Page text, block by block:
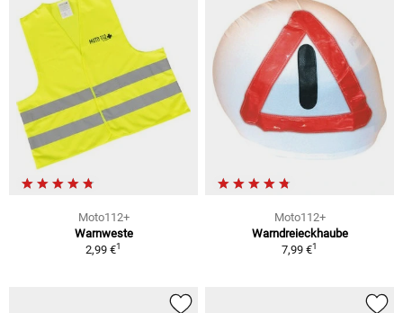
Moto112+
Warnweste
2,99 €1
Moto112+
Warndreieckhaube
7,99 €1